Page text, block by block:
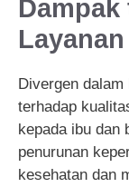
Divergen
terhadap
kepada ibu dan
penurunan
kesehatan dan